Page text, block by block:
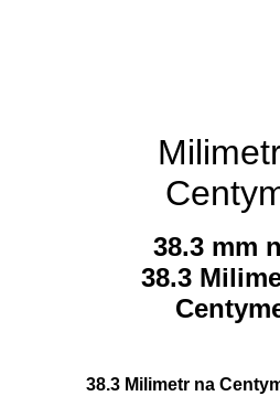
38.3 mm
38.3
38.3 Milimetr na